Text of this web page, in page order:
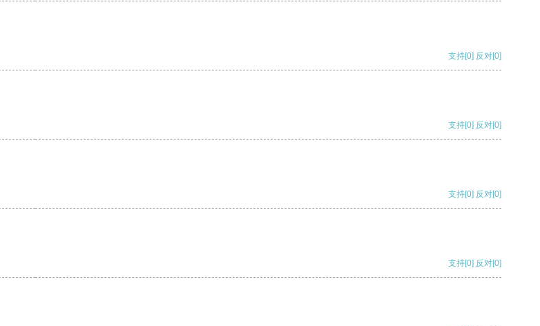
支持[0] 反对[0]
支持[0] 反对[0]
支持[0] 反对[0]
支持[0] 反对[0]